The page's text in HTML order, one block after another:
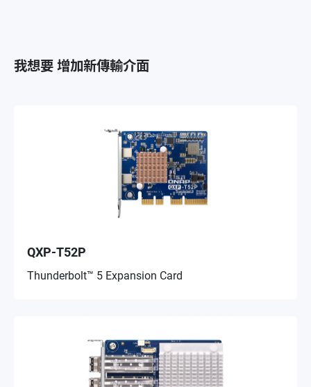
我想要 增加新傳輸介面
QXP-T52P
Thunderbolt™ 5 Expansion Card